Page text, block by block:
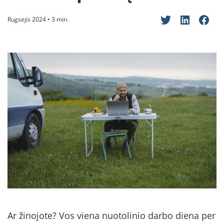
Rugsėjis 2024 • 3 min.
Ar žinojote? Vos viena nuotolinio darbo diena per